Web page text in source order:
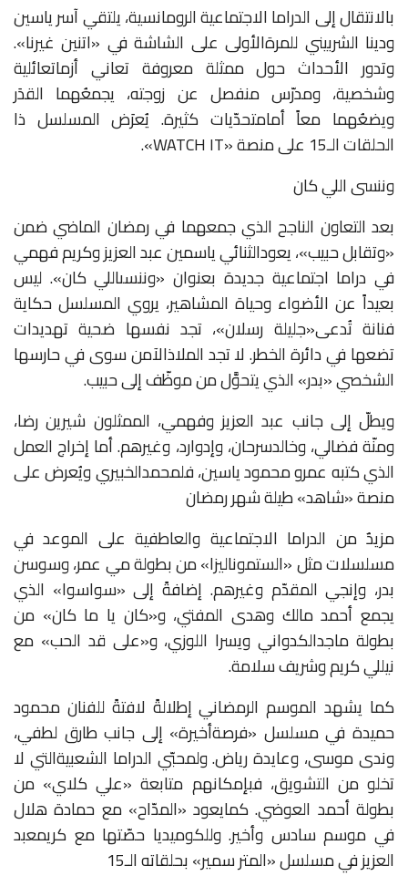
بالانتقالإلىالدراماالاجتماعيةالرومانسية،يلتقيآسرياسين
ودينا الشربيني للمرةالأولى على الشاشة في «اتنين غيرنا».
وتدور الأحداث حول ممثلة معروفة تعاني أزماتعائلية
وشخصية، ومدرّس منفصل عن زوجته، يجمعُهما القدَر
ويضعُهما معاً أمامتحدّيات كثيرة. يُعرَض المسلسل ذا
الحلقاتالـ15 علىمنصة«WATCH IT».
وننسى اللي كان
بعد التعاون الناجح الذيجمعهما فيرمضان الماضيضمن
«وتقابلحبيب»،يعودالثنائيياسمينعبدالعزيزوكريمفهمي
في دراما اجتماعية جديدة بعنوان«وننسىاللي كان». ليس
بعيداً عن الأضواء وحياة المشاهير، يروي المسلسل حكاية
فنانة تُدعى«جليلة رسلان»، تجد نفسها ضحية تهديدات
تضعهافيدائرةالخطر.لاتجدالملاذالآمنسوىفيحارسها
الشخصي«بدر»الذييتحوَّلمنموظّفإلىحبيب.
ويطلّ إلى جانب عبد العزيز وفهمي، الممثلون شيرين رضا،
ومنّةفضالي،وخالدسرحان،وإدوارد، وغيرهم.أما إخراجالعمل
الذيكتبه عمرومحمودياسين،فلمحمدالخبيريويُعرضعلى
منصة«شاهد»طيلةشهررمضان
مزيدٌ من الدراما الاجتماعية والعاطفية على الموعد في
مسلسلاتمثل«الستموناليزا»منبطولةمي عمر،وسوسن
بدر، وإنجي المقدّم وغيرهم. إضافةً إلى«سواسوا» الذي
يجمع أحمد مالك وهدى المفتي، و«كان يا ما كان» من
بطولة ماجدالكدواني ويسرا اللوزي، و«على قد الحب» مع
نيلليكريموشريفسلامة.
كما يشهد الموسم الرمضاني إطلالةً لافتةً للفنان محمود
حميدة في مسلسل «فرصةأخيرة» إلى جانب طارق لطفي،
وندىموسى، وعايدةرياض.ولمحبّي الدراما الشعبيةالتي لا
تخلو من التشويق، فبإمكانهم متابعة«علي كلاي» من
بطولة أحمد العوضي. كمايعود«المدّاح»مع حمادة هلال
في موسم سادس وأخير.وللكوميديا حصّتها مع كريمعبد
العزيزفيمسلسل«المترسمير»بحلقاتهالـ15